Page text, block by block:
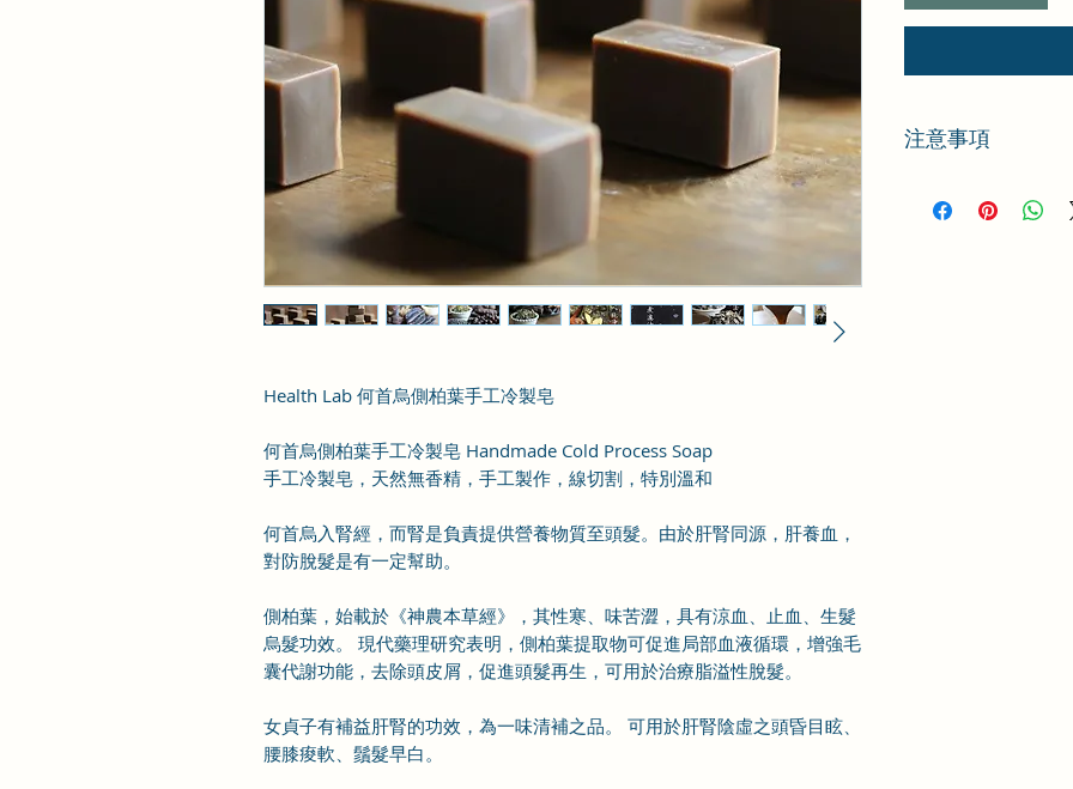
Health Lab 何首烏側柏葉手工冷製皂
何首烏側柏葉手工冷製皂 Handmade Cold Process Soap
手工冷製皂，天然無香精，手工製作，線切割，特別溫和
何首烏入腎經，而腎是負責提供營養物質至頭髮。由於肝腎同源，肝養血，
對防脫髮是有一定幫助。
側柏葉，始載於《神農本草經》，其性寒、味苦澀，具有涼血、止血、生髮
烏髮功效。 現代藥理研究表明，側柏葉提取物可促進局部血液循環，增強毛
囊代謝功能，去除頭皮屑，促進頭髮再生，可用於治療脂溢性脫髮。
女貞子有補益肝腎的功效，為一味清補之品。 可用於肝腎陰虛之頭昏目眩、
腰膝痠軟、鬚髮早白。
注意事項
盡相同。